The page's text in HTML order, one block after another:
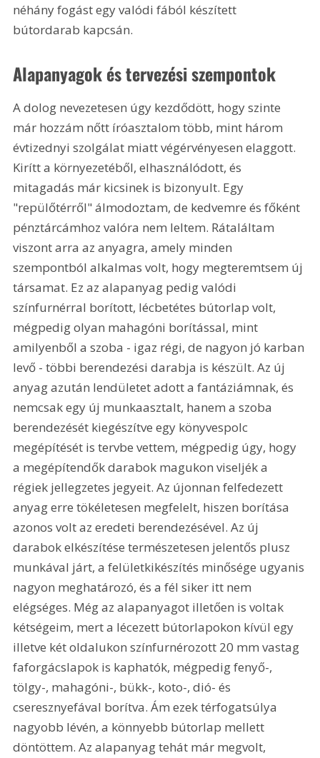
néhány fogást egy valódi fából készített
bútordarab kapcsán.
Alapanyagok és tervezési szempontok
A dolog nevezetesen úgy kezdődött, hogy szinte
már hozzám nőtt íróasztalom több, mint három
évtizednyi szolgálat miatt végérvényesen elaggott.
Kirítt a környezetéből, elhasználódott, és
mitagadás már kicsinek is bizonyult. Egy
"repülőtérről" álmodoztam, de kedvemre és főként
pénztárcámhoz valóra nem leltem. Rátaláltam
viszont arra az anyagra, amely minden
szempontból alkalmas volt, hogy megteremtsem új
társamat. Ez az alapanyag pedig valódi
színfurnérral borított, lécbetétes bútorlap volt,
mégpedig olyan mahagóni borítással, mint
amilyenből a szoba - igaz régi, de nagyon jó karban
levő - többi berendezési darabja is készült. Az új
anyag azután lendületet adott a fantáziámnak, és
nemcsak egy új munkaasztalt, hanem a szoba
berendezését kiegészítve egy könyvespolc
megépítését is tervbe vettem, mégpedig úgy, hogy
a megépítendők darabok magukon viseljék a
régiek jellegzetes jegyeit. Az újonnan felfedezett
anyag erre tökéletesen megfelelt, hiszen borítása
azonos volt az eredeti berendezésével. Az új
darabok elkészítése természetesen jelentős plusz
munkával járt, a felületkikészítés minősége ugyanis
nagyon meghatározó, és a fél siker itt nem
elégséges. Még az alapanyagot illetően is voltak
kétségeim, mert a lécezett bútorlapokon kívül egy
illetve két oldalukon színfurnérozott 20 mm vastag
faforgácslapok is kaphatók, mégpedig fenyő-,
tölgy-, mahagóni-, bükk-, koto-, dió- és
cseresznyefával borítva. Ám ezek térfogatsúlya
nagyobb lévén, a könnyebb bútorlap mellett
döntöttem. Az alapanyag tehát már megvolt,